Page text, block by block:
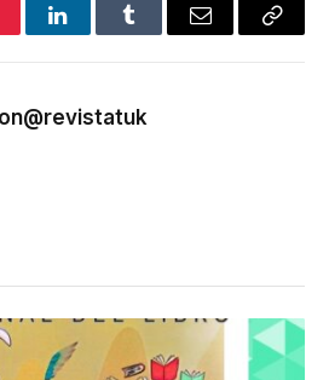
LinkedInTumblr Email
Copy